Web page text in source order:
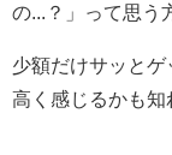
の...？」って思う
少額だけサッと
高く感じるかも知